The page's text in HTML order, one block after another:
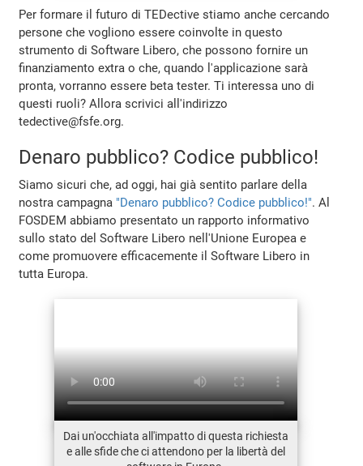
Per formare il futuro di TEDective stiamo anche cercando
persone che vogliono essere coinvolte in questo
strumento di Software Libero, che possono fornire un
finanziamento extra o che, quando l'applicazione sarà
pronta, vorranno essere beta tester. Ti interessa uno di
questi ruoli? Allora scrivici all'indirizzo
tedective@fsfe.org.
Denaro pubblico? Codice pubblico!
Siamo sicuri che, ad oggi, hai già sentito parlare della
nostra campagna "Denaro pubblico? Codice pubblico!". Al
FOSDEM abbiamo presentato un rapporto informativo
sullo stato del Software Libero nell'Unione Europea e
come promuovere efficacemente il Software Libero in
tutta Europa.
Dai un'occhiata all'impatto di questa richiesta
e alle sfide che ci attendono per la libertà del